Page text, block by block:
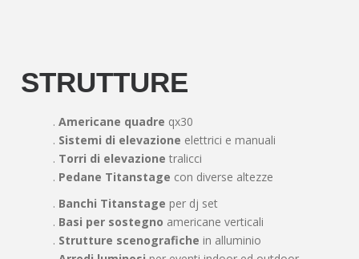
STRUTTURE
.Americane quadre qx30
. Sistemi di elevazione elettrici e manuali
. Torri di elevazione tralicci
. Pedane Titanstage con diverse altezze
. Banchi Titanstage per dj set
. Basi per sostegno americane verticali
. Strutture scenografiche in alluminio